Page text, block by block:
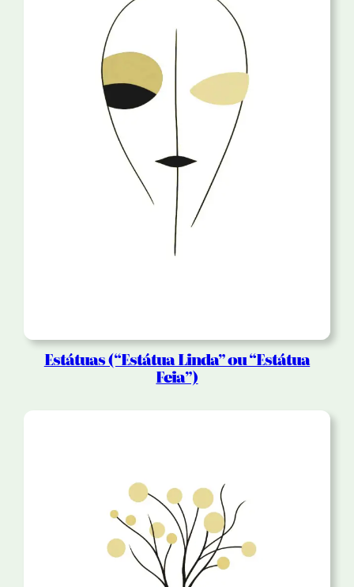
Estátuas (“Estátua Linda” ou “Estátua
Feia”)